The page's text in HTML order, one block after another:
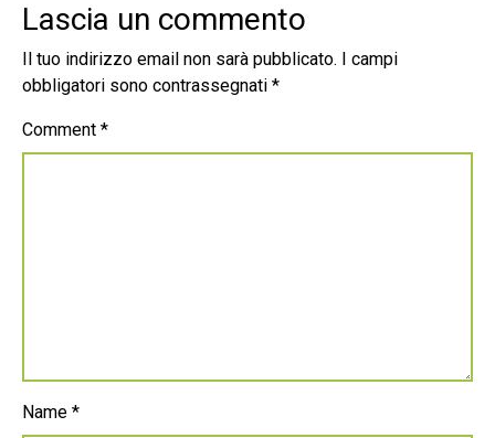
Lascia un commento
Il tuo indirizzo email non sarà pubblicato.
I campi
obbligatori sono contrassegnati *
Comment *
Name *